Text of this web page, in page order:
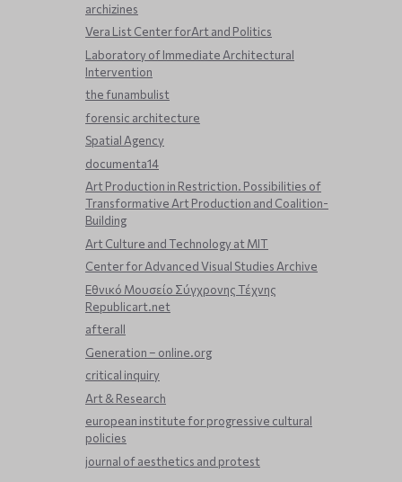
archizines
Vera List Center forArt and Politics
Laboratory of Immediate Architectural
Intervention
the funambulist
forensic architecture
Spatial Agency
documenta14
Art Production in Restriction. Possibilities of
Transformative Art Production and Coalition-
Building
Art Culture and Technology at MIT
Center for Advanced Visual Studies Archive
Εθνικό Μουσείο Σύγχρονης Τέχνης
Republicart.net
afterall
Generation – online.org
critical inquiry
Art & Research
european institute for progressive cultural
policies
journal of aesthetics and protest